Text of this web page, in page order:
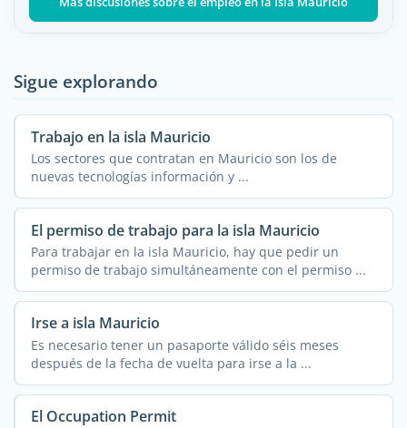
Sigue explorando
Trabajo en la isla Mauricio
Los sectores que contratan en Mauricio son los de
nuevas tecnologías información y ...
El permiso de trabajo para la isla Mauricio
Para trabajar en la isla Mauricio, hay que pedir un
permiso de trabajo simultáneamente con el permiso ...
Irse a isla Mauricio
Es necesario tener un pasaporte válido séis meses
después de la fecha de vuelta para irse a la ...
El Occupation Permit